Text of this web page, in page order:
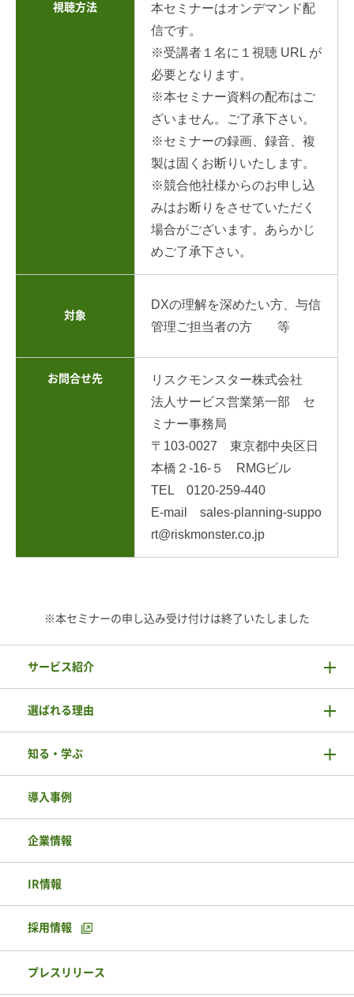
視聴方法
本セミナーはオンデマンド配
信です。
※受講者１名に１視聴 URL が
必要となります。
※本セミナー資料の配布はご
ざいません。ご了承下さい。
※セミナーの録画、録音、複
製は固くお断りいたします。
※競合他社様からのお申し込
みはお断りをさせていただく
場合がございます。あらかじ
めご了承下さい。
対象
DXの理解を深めたい方、与信
管理ご担当者の方 等
お問合せ先
リスクモンスター株式会社
法人サービス営業第一部 セ
ミナー事務局
〒103-0027 東京都中央区日
本橋２-16-５ RMGビル
TEL 0120-259-440
E-mail sales-planning-suppo
rt@riskmonster.co.jp
※本セミナーの申し込み受け付けは終了いたしました
サービス紹介
選ばれる理由
知る・学ぶ
導入事例
企業情報
IR情報
採用情報
プレスリリース